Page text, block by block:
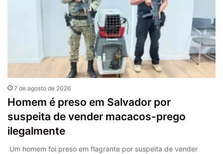
7 de agosto de 2026
Homem é preso em Salvador por
suspeita de vender macacos-prego
ilegalmente
Um homem foi preso em flagrante por suspeita de vender